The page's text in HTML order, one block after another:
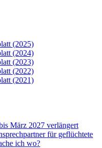
(2025)
(2024)
(2023)
(2022)
(2021)
März 2027 verlängert
für geflüchtete
ich wo?